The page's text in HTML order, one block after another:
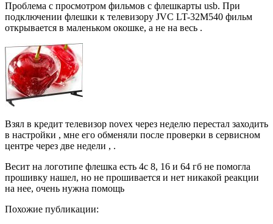
Проблема с просмотром фильмов с флешкарты usb. При
подключении флешки к телевизору JVC LT-32M540 фильм
открывается в маленьком окошке, а не на весь .
Взял в кредит телевизор novex через неделю перестал заходить
в настройки , мне его обменяли после проверки в сервисном
центре через две недели , .
Весит на логотипе флешка есть 4с 8, 16 и 64 гб не помогла
прошивку нашел, но не прошивается и нет никакой реакции
на нее, очень нужна помощь
Похожие публикации: